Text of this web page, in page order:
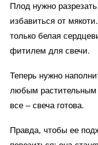
Плод нужно
избавиться от
только белая
фитилем для свечи.
Теперь нужно
любым растительным
все – свеча готова.
Правда, чтобы ее